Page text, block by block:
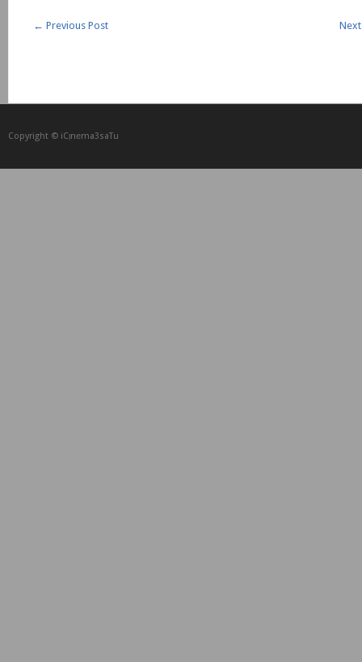
← Previous Post
Copyright © iCᴉnеma3saTu